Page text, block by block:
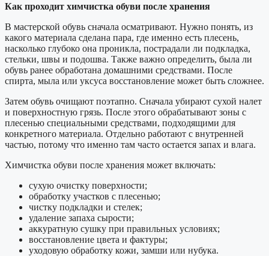
Как проходит химчистка обуви после хранения
В мастерской обувь сначала осматривают. Нужно понять, из
какого материала сделана пара, где именно есть плесень,
насколько глубоко она проникла, пострадали ли подкладка,
стельки, швы и подошва. Также важно определить, была ли
обувь ранее обработана домашними средствами. После
спирта, мыла или уксуса восстановление может быть сложнее.
Затем обувь очищают поэтапно. Сначала убирают сухой налет
и поверхностную грязь. После этого обрабатывают зоны с
плесенью специальными средствами, подходящими для
конкретного материала. Отдельно работают с внутренней
частью, потому что именно там часто остается запах и влага.
Химчистка обуви после хранения может включать:
сухую очистку поверхности;
обработку участков с плесенью;
чистку подкладки и стелек;
удаление запаха сырости;
аккуратную сушку при правильных условиях;
восстановление цвета и фактуры;
уходовую обработку кожи, замши или нубука.